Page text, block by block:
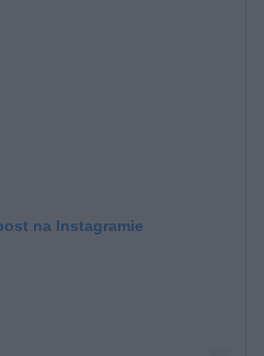
na Instagramie